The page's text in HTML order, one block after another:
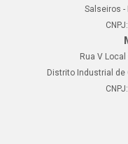
Salseiros -
Rua V
Distrito Industrial de